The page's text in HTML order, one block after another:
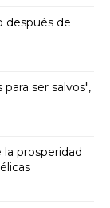
después de
ser salvos",
prosperidad